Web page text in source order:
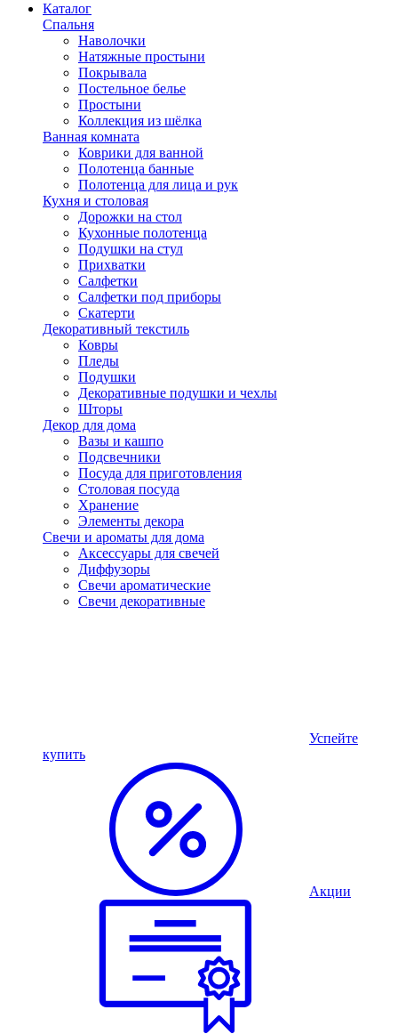
Каталог
Спальня
Наволочки
Натяжные простыни
Покрывала
Постельное белье
Простыни
Коллекция из шёлка
Ванная комната
Коврики для ванной
Полотенца банные
Полотенца для лица и рук
Кухня и столовая
Дорожки на стол
Кухонные полотенца
Подушки на стул
Прихватки
Салфетки
Салфетки под приборы
Скатерти
Декоративный текстиль
Ковры
Пледы
Подушки
Декоративные подушки и чехлы
Шторы
Декор для дома
Вазы и кашпо
Подсвечники
Посуда для приготовления
Столовая посуда
Хранение
Элементы декора
Свечи и ароматы для дома
Аксессуары для свечей
Диффузоры
Свечи ароматические
Свечи декоративные
Успейте
купить
Акции